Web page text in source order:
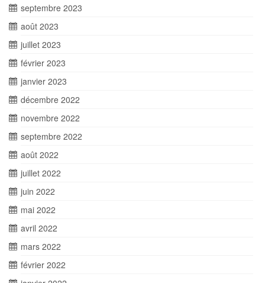
septembre 2023
août 2023
juillet 2023
février 2023
janvier 2023
décembre 2022
novembre 2022
septembre 2022
août 2022
juillet 2022
juin 2022
mai 2022
avril 2022
mars 2022
février 2022